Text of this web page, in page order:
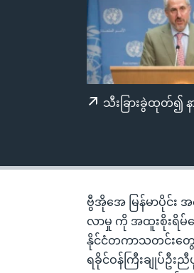
သီးခြားခွဲထုတ်၍
ဗွီအိုအေ မြန်မာပိုင်း အ
လာမှု ကို အထူးစိုးရိမ်
နိုင်ငံတကာသတင်းတွေ
ရခိုင်ဝန်ကြီးချုပ်ဦ